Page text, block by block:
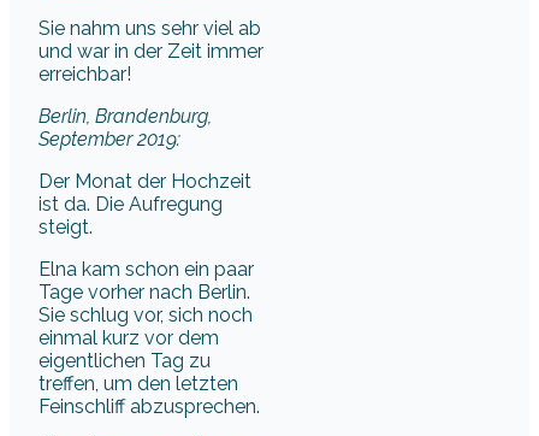
Sie nahm uns sehr viel ab
und war in der Zeit immer
erreichbar!
Berlin, Brandenburg,
September 2019:
Der Monat der Hochzeit
ist da. Die Aufregung
steigt.
Elna kam schon ein paar
Tage vorher nach Berlin.
Sie schlug vor, sich noch
einmal kurz vor dem
eigentlichen Tag zu
treffen, um den letzten
Feinschliff abzusprechen.